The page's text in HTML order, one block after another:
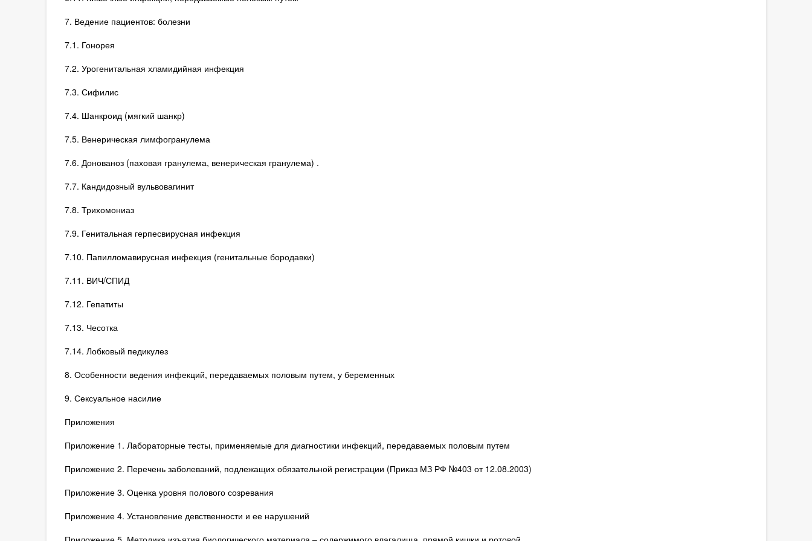
7. Ведение пациентов: болезни
7.1. Гонорея
7.2. Урогенитальная хламидийная инфекция
7.3. Сифилис
7.4. Шанкроид (мягкий шанкр)
7.5. Венерическая лимфогранулема
7.6. Донованоз (паховая гранулема, венерическая гранулема) .
7.7. Кандидозный вульвовагинит
7.8. Трихомониаз
7.9. Генитальная герпесвирусная инфекция
7.10. Папилломавирусная инфекция (генитальные бородавки)
7.11. ВИЧ/СПИД
7.12. Гепатиты
7.13. Чесотка
7.14. Лобковый педикулез
8. Особенности ведения инфекций, передаваемых половым путем, у беременных
9. Сексуальное насилие
Приложения
Приложение 1. Лабораторные тесты, применяемые для диагностики инфекций, передаваемых половым путем
Приложение 2. Перечень заболеваний, подлежащих обязательной регистрации (Приказ МЗ РФ №403 от 12.08.2003)
Приложение 3. Оценка уровня полового созревания
Приложение 4. Установление девственности и ее нарушений